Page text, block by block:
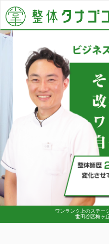
ワンランク上のステー
世田谷区梅ヶ